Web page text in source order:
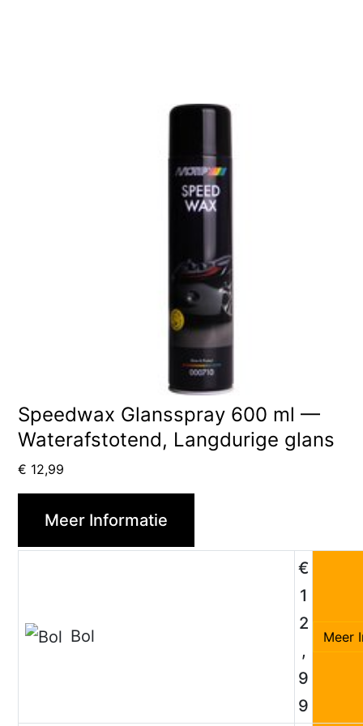
Speedwax Glansspray 600 ml —
Waterafstotend, Langdurige glans
€ 12,99
Meer Informatie
Bol
€
1
2
,
9
9
Meer